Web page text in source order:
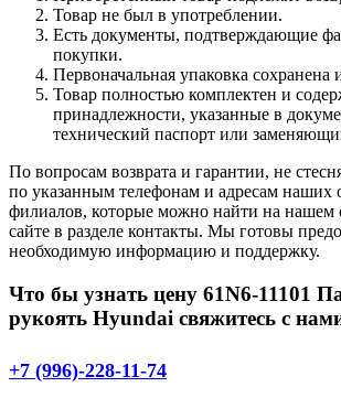
Товар не был в употреблении.
Есть документы, подтверждающие
покупки.
Первоначальная упаковка сохранена
Товар полностью комплектен и
принадлежности, указанные в
технический паспорт или
По вопросам возврата и гарантии, не
по указанным телефонам и адресам наших
филиалов, которые можно найти на нашем
сайте в разделе контакты. Мы готовы
необходимую информацию и поддержку.
Что бы узнать цену 61N6-11101
рукоять Hyundai свяжитесь с
+7 (996)-228-11-74